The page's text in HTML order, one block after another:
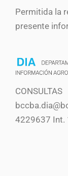
Permitida la
presente
CONSULTAS
4229637 Int.